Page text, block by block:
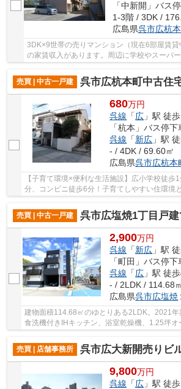
「中新開」バス
1-3階 / 3DK /
広島県呉市広杭
3DK×9世帯の売りマンション（現在6部屋賃
の家賃収入があります。周辺に学校やスーパ
売買 | 中古一戸建
呉市広杭本町中古住
680万円
呉線 「広 」駅 徒
「杭本」バス停
呉線 「新広 」駅
- / 4DK / 69.60㎡
広島県呉市広杭本
【子育て環境×便利な生活施設】広小学校徒歩
分、コンビニ徒歩6分！子育てしやすい住環境
売買 | 中古一戸建
呉市広塩焼1丁目戸建
2,900万円
呉線 「新広 」駅
「町田」バス停
呉線 「広 」駅 徒
- / 2LDK / 114.68
広島県呉市広塩焼
建物面積114.68㎡のゆとりある2LDK。2021年
食洗機付きIHキッチン、浴室乾燥機、1.25坪
など、家事とくつろぎを支える設備が整ってい
売買 | 店舗事務所
呉市広大新開売りビ
9,800万円
呉線 「広 」駅 徒